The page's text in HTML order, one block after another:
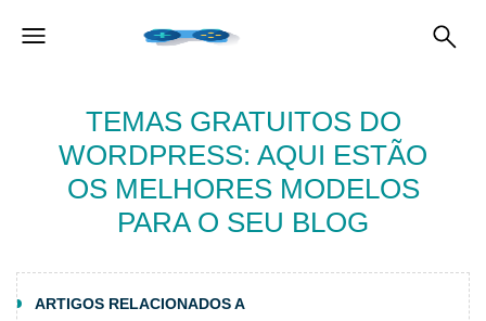
TEMAS GRATUITOS DO
WORDPRESS: AQUI ESTÃO
OS MELHORES MODELOS
PARA O SEU BLOG
ARTIGOS RELACIONADOS A